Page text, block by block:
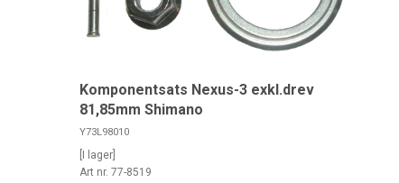
Komponentsats Nexus-3 exkl.drev
81,85mm Shimano
Y73L98010
[I lager]
Art nr. 77-8519